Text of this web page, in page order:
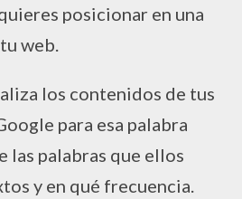
posicionar en una
web.
los contenidos de tus
para esa palabra
las palabras que ellos
y en qué frecuencia.